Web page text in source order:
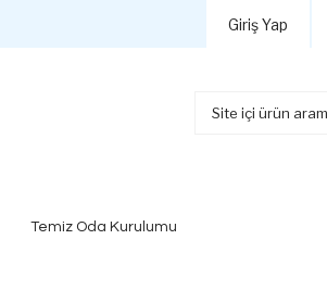
Giriş Yap
Temiz Oda Kurulumu